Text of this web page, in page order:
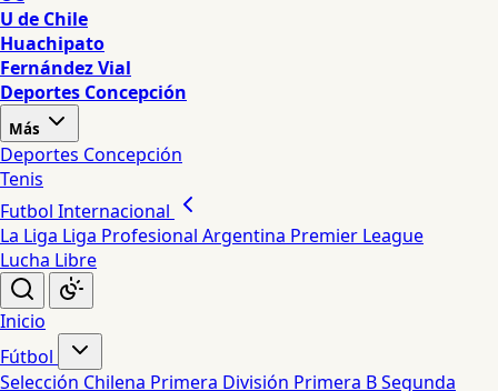
U de Chile
Huachipato
Fernández Vial
Deportes Concepción
Más
Deportes Concepción
Tenis
Futbol Internacional
La Liga Liga Profesional Argentina Premier League
Lucha Libre
Inicio
Fútbol
Selección Chilena Primera División Primera BSegunda